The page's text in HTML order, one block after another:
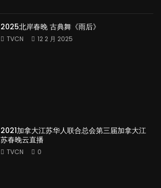
2025北岸春晚 古典舞《雨后》
TVCN 12 2 月 2025
2021加拿大江苏华人联合总会第三届加拿大江
苏春晚云直播
TVCN 0